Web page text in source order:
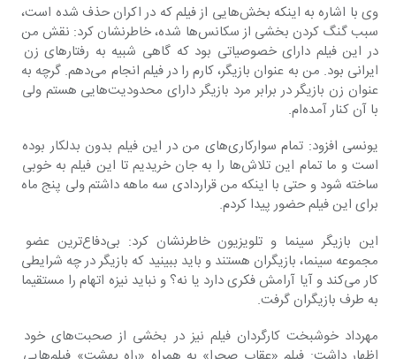
وی با اشاره به اینکه بخش‌هایی از فیلم که در اکران حذف شده است،
سبب گنگ کردن بخشی از سکانس‌ها شده،‌ خاطرنشان کرد: نقش من
در این فیلم دارای خصوصیاتی بود که گاهی شبیه به رفتارهای زن
ایرانی بود. من به عنوان بازیگر، کارم را در فیلم انجام می‌دهم. گرچه به
عنوان زن بازیگر در برابر مرد بازیگر دارای محدودیت‌هایی هستم ولی
با آن کنار آمده‌ام.
یونسی افزود: تمام سوارکاری‌های من در این فیلم بدون بدلکار بوده
است و ما تمام این تلاش‌ها را به جان خریدیم تا این فیلم به خوبی
ساخته شود و حتی با اینکه من قراردادی سه ماهه داشتم ولی پنج ماه
برای این فیلم حضور پیدا کردم.
این بازیگر سینما و تلویزیون خاطرنشان کرد: بی‌دفاع‌ترین عضو
مجموعه سینما، بازیگران هستند و باید ببینید که بازیگر در چه شرایطی
کار می‌کند و آیا آرامش فکری دارد یا نه؟ و نباید نیزه اتهام را مستقیما
به طرف بازیگران گرفت.
مهرداد خوشبخت کارگردان فیلم نیز در بخشی از صحبت‌های خود